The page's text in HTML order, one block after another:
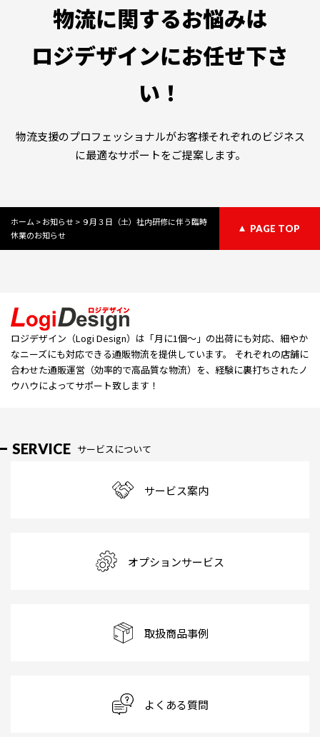
物流に関するお悩みは
ロジデザインにお任せ下さ
い！
物流支援のプロフェッショナルがお客様それぞれのビジネス
に最適なサポートをご提案します。
ホーム >お知らせ> ９月３日（土）社内研修に伴う臨時
休業のお知らせ
PAGE TOP
ロジデザイン（Logi Design）は「⽉に1個〜」の出荷にも対応、細やか
なニーズにも対応できる通販物流を提供しています。 それぞれの店舗に
合わせた通販運営（効率的で高品質な物流）を、経験に裏打ちされたノ
ウハウによってサポート致します！
SERVICE サービスについて
サービス案内
オプションサービス
取扱商品事例
よくある質問